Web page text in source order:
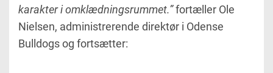
karakter i omklædningsrummet.”fortæller Ole
Nielsen, administrerende direktør i Odense
Bulldogs og fortsætter: